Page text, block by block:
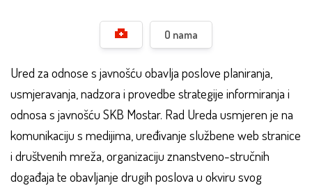
O nama
Ured za odnose s javnošću obavlja poslove planiranja,
usmjeravanja, nadzora i provedbe strategije informiranja i
odnosa s javnošću SKB Mostar. Rad Ureda usmjeren je na
komunikaciju s medijima, uređivanje službene web stranice
i društvenih mreža, organizaciju znanstveno-stručnih
događaja te obavljanje drugih poslova u okviru svog